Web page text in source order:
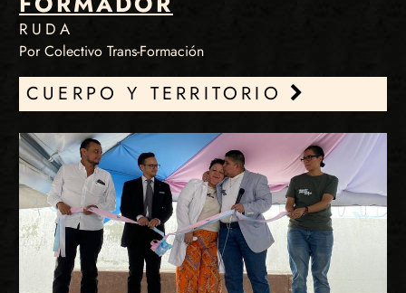
RUDA
Por Colectivo Trans-Formación
CUERPO Y TERRITORIO